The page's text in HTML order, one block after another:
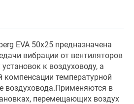
EVA 50х25 предназначена
вибрации от вентиляторов
к воздуховоду, а
компенсации температурной
воздуховода.Применяются в
перемещающих воздух